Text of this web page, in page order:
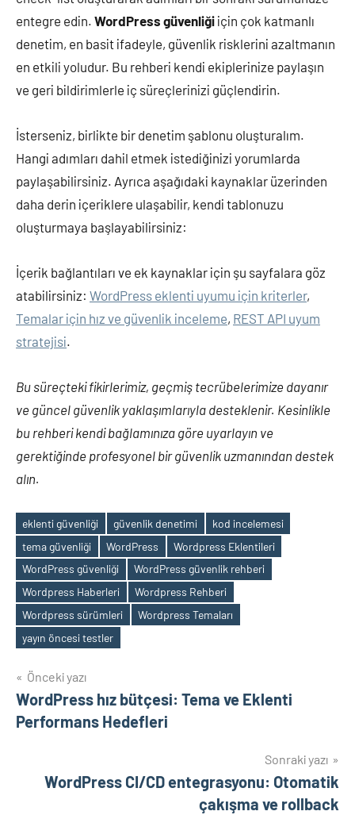
entegre edin. WordPress güvenliği için çok katmanlı
denetim, en basit ifadeyle, güvenlik risklerini azaltmanın
en etkili yoludur. Bu rehberi kendi ekiplerinize paylaşın
ve geri bildirimlerle iç süreçlerinizi güçlendirin.
İsterseniz, birlikte bir denetim şablonu oluşturalım.
Hangi adımları dahil etmek istediğinizi yorumlarda
paylaşabilirsiniz. Ayrıca aşağıdaki kaynaklar üzerinden
daha derin içeriklere ulaşabilir, kendi tablonuzu
oluşturmaya başlayabilirsiniz:
İçerik bağlantıları ve ek kaynaklar için şu sayfalara göz
atabilirsiniz: WordPress eklenti uyumu için kriterler,
Temalar için hız ve güvenlik inceleme, REST API uyum
stratejisi.
Bu süreçteki fikirlerimiz, geçmiş tecrübelerimize dayanır
ve güncel güvenlik yaklaşımlarıyla desteklenir. Kesinlikle
bu rehberi kendi bağlamınıza göre uyarlayın ve
gerektiğinde profesyonel bir güvenlik uzmanından destek
alın.
Etiketler
eklenti güvenliği güvenlik denetimi
kod incelemesi
tema güvenliği
WordPress
Wordpress Eklentileri
WordPress güvenliği
WordPress güvenlik rehberi
Wordpress Haberleri
Wordpress Rehberi
Wordpress sürümleri
Wordpress Temaları
yayın öncesi testler
Yazı
gezinmesi
Önceki yazı
WordPress hız bütçesi: Tema ve Eklenti
Performans Hedefleri
Sonraki yazı
WordPress CI/CD entegrasyonu: Otomatik
çakışma ve rollback